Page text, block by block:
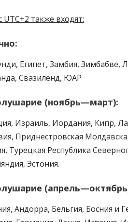
UTC+2 также входят:
Египет, Замбия, Зимбабве,
Свазиленд, ЮАР
(ноябрь—март):
Израиль, Иордания, Кипр,
Приднестровская
Турецкая Республика
Эстония.
Андорра, Бельгия, Босния и